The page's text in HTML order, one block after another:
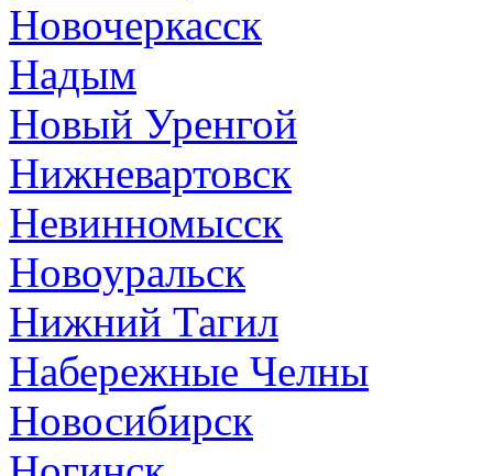
Новочеркасск
Надым
Новый Уренгой
Нижневартовск
Невинномысск
Новоуральск
Нижний Тагил
Набережные Челны
Новосибирск